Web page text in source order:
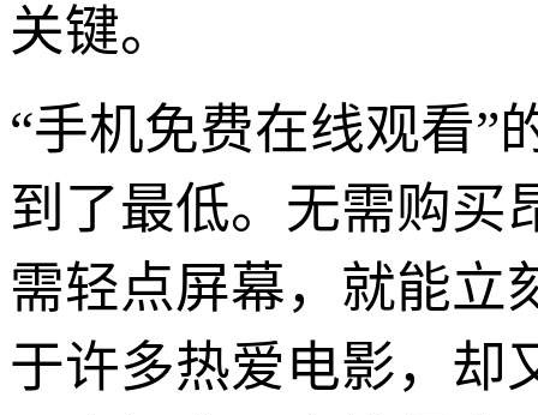
关键。
“手机免费在线观看”
到了最低。无需购买
需轻点屏幕，就能立
于许多热爱电影，却